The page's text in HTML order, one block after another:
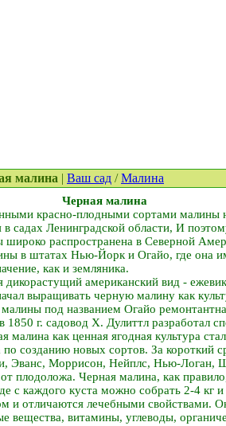
малина | Ваш сад /Малина
Черная малина
красно-плодными сортами малины
садах Ленинградской области, И
широко распространена в Северной
в штатах Нью-Йорк и Огайо, где она
как и земляника.
американский вид -
выращивать черную малину как
под названием Огайо
г. садовод X. Дулиттл разработал
как ценная ягодная культура
по созданию новых сортов. За короткий
Эванс, Моррисон, Нейплс, Нью-Логан,
плодоложа. Черная малина, как
каждого куста можно собрать 2-4 кг и
и отличаются лечебными свойствами.
вещества, витамины, углеводы,